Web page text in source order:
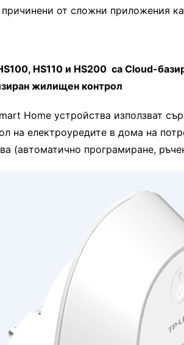
от сложни приложения
HS110 и HS200 са Cloud-
жилищен контрол
Home устройства използват
на електроуредите в дома на
(автоматично програмиране,